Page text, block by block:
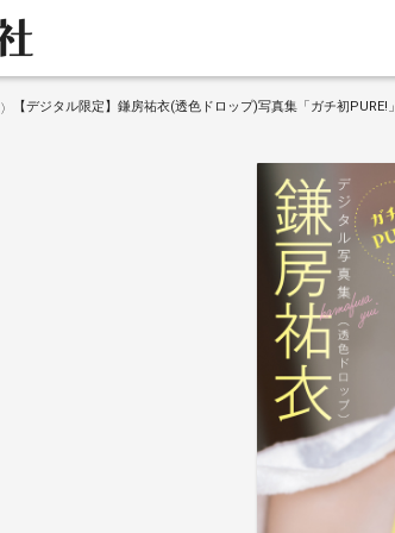
【デジタル限定】鎌房祐衣(透色ドロップ)写真集「ガチ初PURE!」